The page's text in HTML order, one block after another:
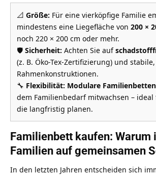
📐 Größe: Für eine vierköpfige Familie
mindestens eine Liegefläche von 200 ×
noch 220 × 200 cm oder mehr.
🛡️ Sicherheit: Achten Sie auf
(z. B. Öko-Tex-Zertifizierung) und
Rahmenkonstruktionen.
🔧 Flexibilität: Modulare Familienbetten
dem Familienbedarf mitwachsen – ideal
die langfristig planen.
Familienbett kaufen: Warum
Familien auf gemeinsamen
In den letzten Jahren entscheiden sich